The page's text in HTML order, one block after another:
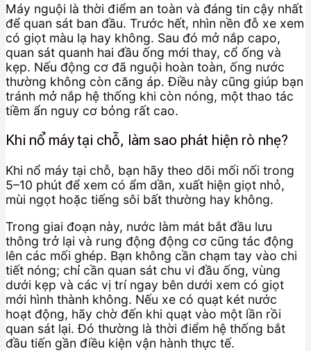
Máy nguội là thời điểm an toàn và đáng tin cậy nhất
để quan sát ban đầu. Trước hết, nhìn nền đỗ xe xem
có giọt màu lạ hay không. Sau đó mở nắp capo,
quan sát quanh hai đầu ống mới thay, cổ ống và
kẹp. Nếu động cơ đã nguội hoàn toàn, ống nước
thường không còn căng áp. Điều này cũng giúp bạn
tránh mở nắp hệ thống khi còn nóng, một thao tác
tiềm ẩn nguy cơ bỏng rất cao.
Khi nổ máy tại chỗ, làm sao phát hiện rò nhẹ?
Khi nổ máy tại chỗ, bạn hãy theo dõi mối nối trong
5–10 phút để xem có ẩm dần, xuất hiện giọt nhỏ,
mùi ngọt hoặc tiếng sôi bất thường hay không.
Trong giai đoạn này, nước làm mát bắt đầu lưu
thông trở lại và rung động động cơ cũng tác động
lên các mối ghép. Bạn không cần chạm tay vào chi
tiết nóng; chỉ cần quan sát chu vi đầu ống, vùng
dưới kẹp và các vị trí ngay bên dưới xem có giọt
mới hình thành không. Nếu xe có quạt két nước
hoạt động, hãy chờ đến khi quạt vào một lần rồi
quan sát lại. Đó thường là thời điểm hệ thống bắt
đầu tiến gần điều kiện vận hành thực tế.